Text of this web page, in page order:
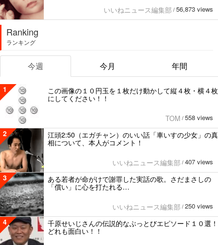
いいねニュース編集部 / 56,873 views
Ranking
ランキング
今週 今月 年間
1
この画像の１０円玉を１枚だけ動かして縦４枚・横４枚
にしてください！！
TOM / 558 views
2
江頭2:50（エガチャン）のいい話「車いすの少女」の真
相について、本人がコメント！
いいねニュース編集部 / 407 views
3
ある若者が命がけで謝罪した実話の歌。さだまさしの
「償い」に心を打たれる…
いいねニュース編集部 / 250 views
4
千原せいじさんの伝説的なぶっとびエピソード１０選！
どれも面白い！！